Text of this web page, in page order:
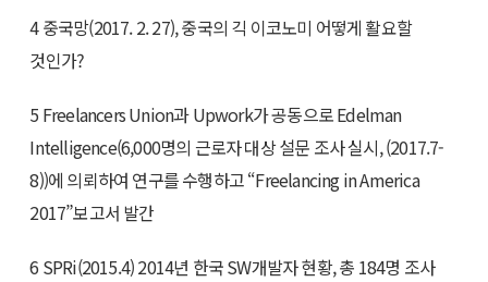
4 중국망(2017. 2. 27), 중국의 긱 이코노미 어떻게 활요할
것인가?
5 Freelancers Union과 Upwork가 공동으로 Edelman
Intelligence(6,000명의 근로자 대상 설문 조사 실시, (2017.7-
8))에 의뢰하여 연구를 수행하고 “Freelancing in America
2017”보고서 발간
6 SPRi(2015.4) 2014년 한국 SW개발자 현황, 총 184명 조사